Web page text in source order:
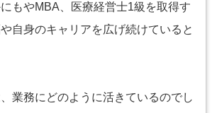
もやMBA、医療経営士1級を取得す
自身のキャリアを広げ続けていると
業務にどのように活きているのでし